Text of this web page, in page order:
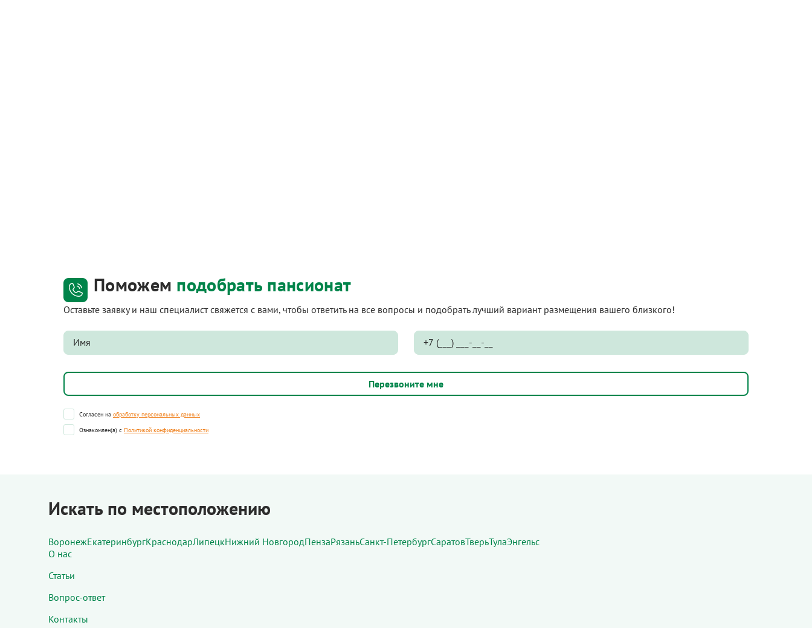
Поможем подобрать пансионат
Оставьте заявку и наш специалист свяжется с вами, чтобы ответить на все вопросы и подобрать лучший вариант размещения вашего близкого!
Согласен на обработку персональных данных
Ознакомлен(а) с Политикой конфиденциальности
Искать по местоположению
ВоронежЕкатеринбургКраснодарЛипецкНижний НовгородПензаРязаньСанкт-ПетербургСаратовТверьТулаЭнгельс
О нас
Статьи
Вопрос-ответ
Контакты